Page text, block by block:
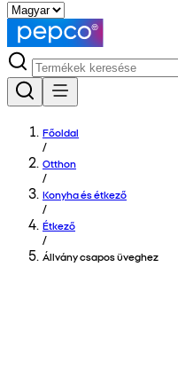
Főoldal
/
Otthon
/
Konyha és étkező
/
Étkező
/
Állvány csapos üveghez